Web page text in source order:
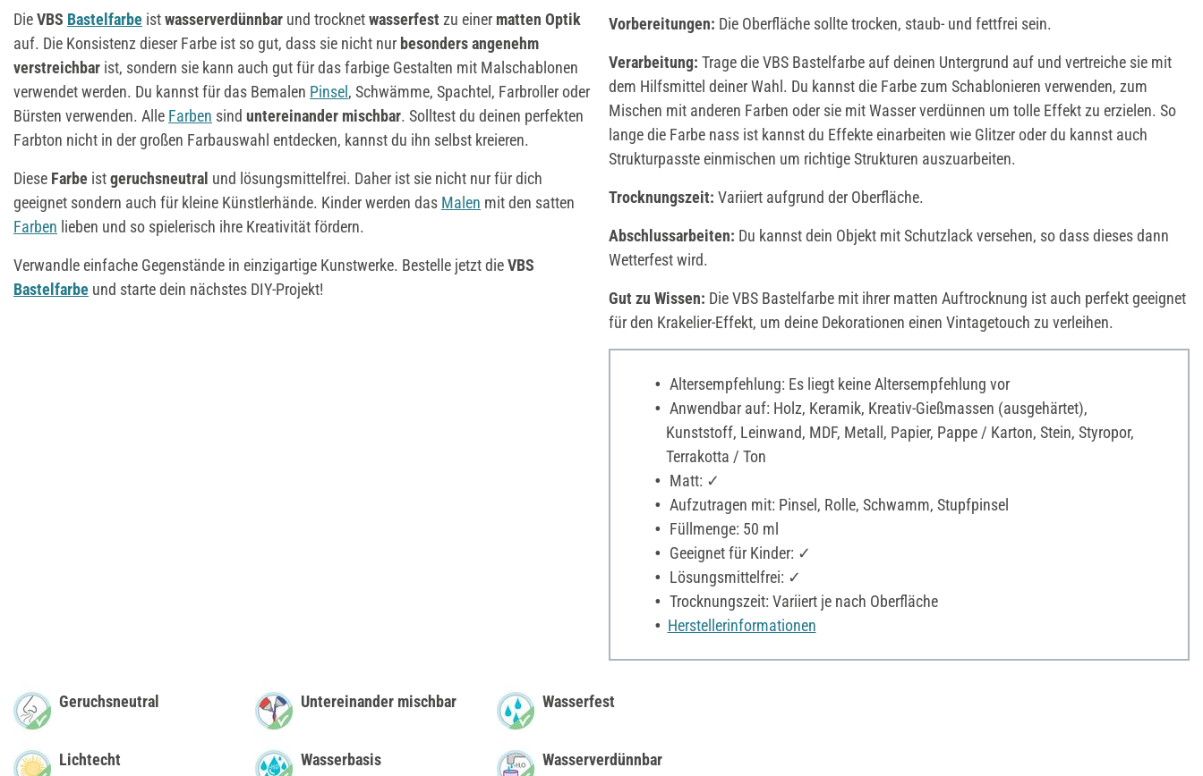
DieVBS Bastelfarbe istwasserverdünnbar und trocknetwasserfest zu einer matten Optik
auf. Die Konsistenz dieser Farbe ist so gut, dass sie nicht nur besonders angenehm
verstreichbar ist, sondern sie kann auch gut für das farbige Gestalten mit Malschablonen
verwendet werden. Du kannst für das Bemalen Pinsel, Schwämme, Spachtel, Farbroller oder
Bürsten verwenden. Alle Farben sind untereinander mischbar. Solltest du deinen perfekten
Farbton nicht in der großen Farbauswahl entdecken, kannst du ihn selbst kreieren.
Diese Farbe istgeruchsneutral und lösungsmittelfrei. Daher ist sie nicht nur für dich
geeignet sondern auch für kleine Künstlerhände. Kinder werden das Malen mit den satten
Farben lieben und so spielerisch ihre Kreativität fördern.
Verwandle einfache Gegenstände in einzigartige Kunstwerke. Bestelle jetzt dieVBS
Bastelfarbe und starte dein nächstes DIY-Projekt!
Vorbereitungen: Die Oberfläche sollte trocken, staub- und fettfrei sein.
Verarbeitung: Trage die VBS Bastelfarbe auf deinen Untergrund auf und vertreiche sie mit
dem Hilfsmittel deiner Wahl. Du kannst die Farbe zum Schablonieren verwenden, zum
Mischen mit anderen Farben oder sie mit Wasser verdünnen um tolle Effekt zu erzielen. So
lange die Farbe nass ist kannst du Effekte einarbeiten wie Glitzer oder du kannst auch
Strukturpasste einmischen um richtige Strukturen auszuarbeiten.
Trocknungszeit: Variiert aufgrund der Oberfläche.
Abschlussarbeiten: Du kannst dein Objekt mit Schutzlack versehen, so dass dieses dann
Wetterfest wird.
Gut zu Wissen: Die VBS Bastelfarbe mit ihrer matten Auftrocknung ist auch perfekt geeignet
für den Krakelier-Effekt, um deine Dekorationen einen Vintagetouch zu verleihen.
Altersempfehlung: Es liegt keine Altersempfehlung vor
Anwendbar auf: Holz, Keramik, Kreativ-Gießmassen (ausgehärtet),
Kunststoff, Leinwand, MDF, Metall, Papier, Pappe / Karton, Stein, Styropor,
Terrakotta / Ton
Matt: ✓
Aufzutragen mit: Pinsel, Rolle, Schwamm, Stupfpinsel
Füllmenge: 50 ml
Geeignet für Kinder: ✓
Lösungsmittelfrei: ✓
Trocknungszeit: Variiert je nach Oberfläche
Herstellerinformationen
Geruchsneutral
Lichtecht
Untereinander mischbar
Wasserbasis
Wasserfest
Wasserverdünnbar